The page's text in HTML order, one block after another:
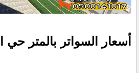
أسعار السواتر بالمتر حي